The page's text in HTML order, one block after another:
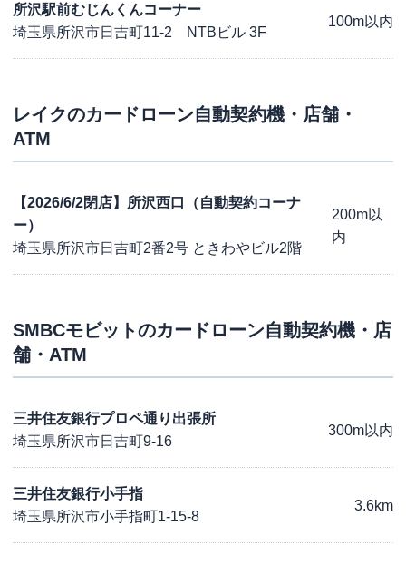
所沢駅前むじんくんコーナー
埼玉県所沢市日吉町11-2 NTBビル 3F
100m以内
レイクのカードローン自動契約機・店舗・
ATM
【2026/6/2閉店】所沢西口（自動契約コーナ
ー）
埼玉県所沢市日吉町2番2号 ときわやビル2階
200m以
内
SMBCモビットのカードローン自動契約機・店
舗・ATM
三井住友銀行プロペ通り出張所
埼玉県所沢市日吉町9-16
300m以内
三井住友銀行小手指
埼玉県所沢市小手指町1-15-8
3.6km